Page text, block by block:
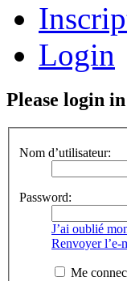
Login
Please login
Nom d’utilisateur:
Password:
J’ai oublié
Renvoyer l’e-
Me